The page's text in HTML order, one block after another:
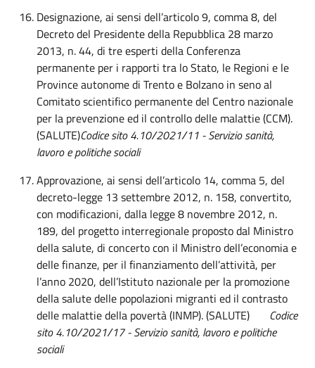
Designazione, ai sensi dell’articolo 9, comma 8, del
Decreto del Presidente della Repubblica 28 marzo
2013, n. 44, di tre esperti della Conferenza
permanente per i rapporti tra lo Stato, le Regioni e le
Province autonome di Trento e Bolzano in seno al
Comitato scientifico permanente del Centro nazionale
per la prevenzione ed il controllo delle malattie (CCM).
(SALUTE)Codice sito 4.10/2021/11 - Servizio sanità,
lavoro e politiche sociali
Approvazione, ai sensi dell’articolo 14, comma 5, del
decreto-legge 13 settembre 2012, n. 158, convertito,
con modificazioni, dalla legge 8 novembre 2012, n.
189, del progetto interregionale proposto dal Ministro
della salute, di concerto con il Ministro dell’economia e
delle finanze, per il finanziamento dell’attività, per
l’anno 2020, dell’Istituto nazionale per la promozione
della salute delle popolazioni migranti ed il contrasto
delle malattie della povertà (INMP). (SALUTE) Codice
sito 4.10/2021/17- Servizio sanità, lavoro e politiche
sociali